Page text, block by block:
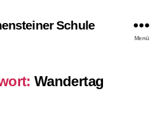
Schule
Menü
Wandertag